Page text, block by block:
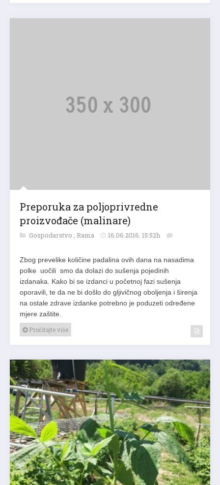
Preporuka za poljoprivredne
proizvođače (malinare)
Gospodarstvo , Rama 16.06.2016. 15:52h
Zbog prevelike količine padalina ovih dana na nasadima
polke uočili smo da dolazi do sušenja pojedinih
izdanaka. Kako bi se izdanci u početnoj fazi sušenja
oporavili, te da ne bi došlo do gljivičnog oboljenja i širenja
na ostale zdrave izdanke potrebno je poduzeti određene
mjere zaštite.
Pročitajte više